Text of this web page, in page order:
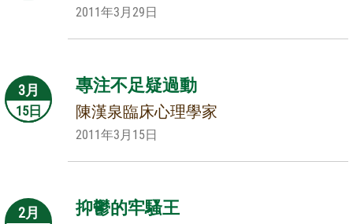
2011年3月29日
3月
15日
專注不足疑過動
陳漢泉臨床心理學家
2011年3月15日
2月
抑鬱的牢騷王